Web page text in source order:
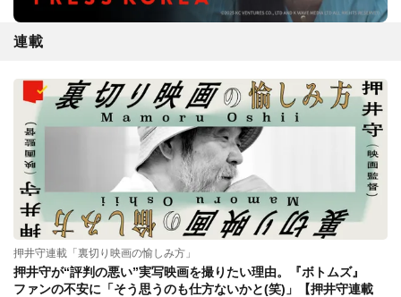
連載
押井守連載「裏切り映画の愉しみ方」
押井守が“評判の悪い”実写映画を撮りたい理由。『ボトムズ』
ファンの不安に「そう思うのも仕方ないかと(笑)」【押井守連載